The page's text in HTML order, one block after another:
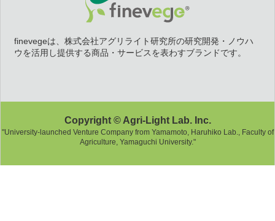
finevegeは、株式会社アグリライト研究所の研究開発・ノウハ
ウを活用し提供する商品・サービスを表わすブランドです。
Copyright © Agri-Light Lab. Inc.
"University-launched Venture Company from Yamamoto, Haruhiko Lab., Faculty of
Agriculture, Yamaguchi University."